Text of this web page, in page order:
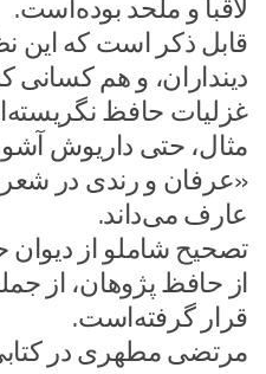
لاقبا و ملحد بوده‌است.
قابل ذکر است که این
دینداران، و هم کسانی
غزلیات حافظ
مثال، حتی داریوش
«عرفان و رندی در
عارف می‌داند.
تصحیح شاملو از
از حافظ پژوهان، از
قرار گرفته‌است.
مرتضی مطهری در کتابی